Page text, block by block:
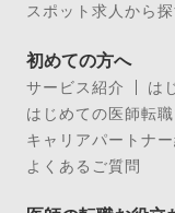
スポット求人から
初めての方へ
サービス紹介
は
はじめての医師転
キャリアパートナ
よくあるご質問